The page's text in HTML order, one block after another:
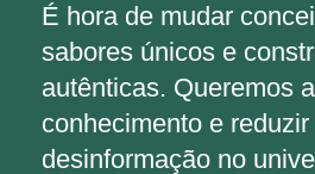
É hora de mudar
sabores únicos e
autênticas. Queremos
conhecimento e reduzir
desinformação no